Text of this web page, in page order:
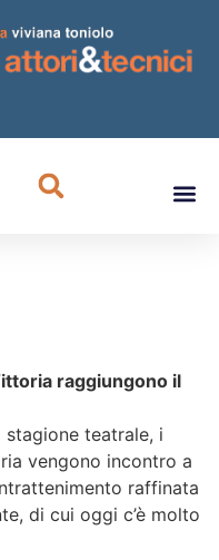
raggiungono il
teatrale, i
vengono incontro a
raffinata
di cui oggi c’è molto